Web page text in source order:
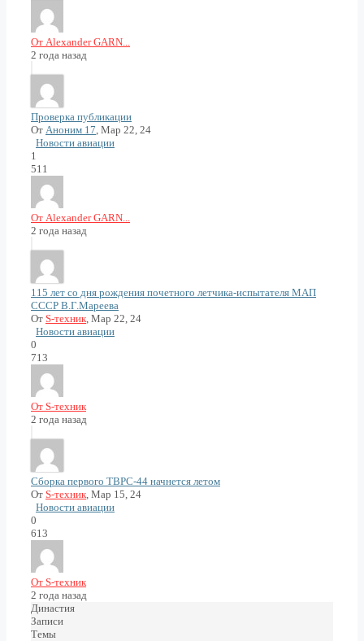
От Alexander GARN...
2 года назад
Проверка публикации
От Аноним 17 , Мар 22, 24
Новости авиации
1
511
От Alexander GARN...
2 года назад
115 лет со дня рождения почетного летчика-испытателя МАП
СССР В.Г.Мареева
От S-техник , Мар 22, 24
Новости авиации
0
713
От S-техник
2 года назад
Сборка первого ТВРС-44 начнется летом
От S-техник , Мар 15, 24
Новости авиации
0
613
От S-техник
2 года назад
Династия
Записи
Темы